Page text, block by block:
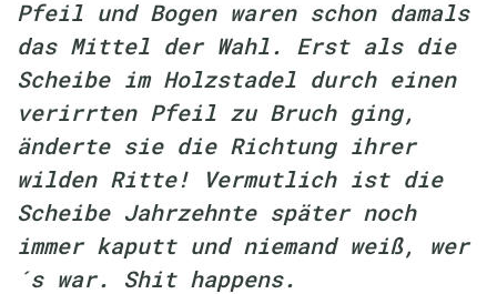
Pfeil und Bogen waren schon damals
das Mittel der Wahl. Erst als die
Scheibe im Holzstadel durch einen
verirrten Pfeil zu Bruch ging,
änderte sie die Richtung ihrer
wilden Ritte! Vermutlich ist die
Scheibe Jahrzehnte später noch
immer kaputt und niemand weiß, wer
´s war. Shit happens.